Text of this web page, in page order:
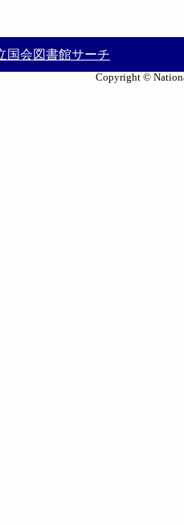
国会図書館サーチ
Copyright ©